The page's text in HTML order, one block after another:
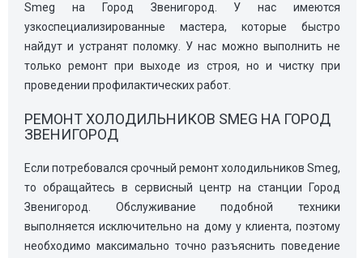
Smeg на Город Звенигород. У нас имеются
узкоспециализированные мастера, которые быстро
найдут и устранят поломку. У нас можно выполнить не
только ремонт при выходе из строя, но и чистку при
проведении профилактических работ.
РЕМОНТ ХОЛОДИЛЬНИКОВ SMEG НА ГОРОД
ЗВЕНИГОРОД
Если потребовался срочный ремонт холодильников Smeg,
то обращайтесь в сервисный центр на станции Город
Звенигород. Обслуживание подобной техники
выполняется исключительно на дому у клиента, поэтому
необходимо максимально точно разъяснить поведение